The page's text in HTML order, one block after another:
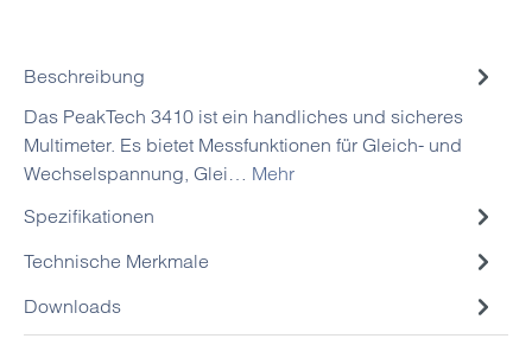
Beschreibung
Das PeakTech 3410 ist ein handliches und sicheres
Multimeter. Es bietet Messfunktionen für Gleich- und
Wechselspannung, Glei… Mehr
Spezifikationen
Technische Merkmale
Downloads